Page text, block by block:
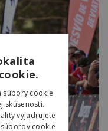
súbory cookie
skúsenosti.
vyjadrujete
cookie